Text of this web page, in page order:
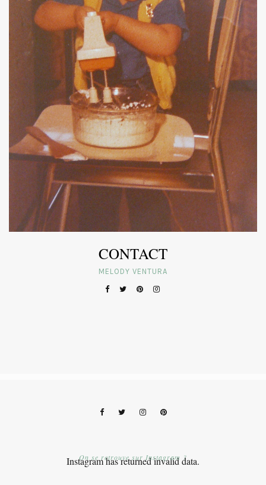
CONTACT
MELODY VENTURA
Instagram has returned invalid data.
On se retrouve sur Instagram ?